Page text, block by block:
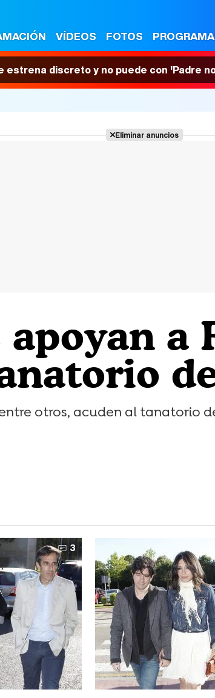
VÍDEOS FOTOS
estrena discreto y no puede con 'Padre
Eliminar anuncios
apoyan a
otros, acuden al tanatorio
3